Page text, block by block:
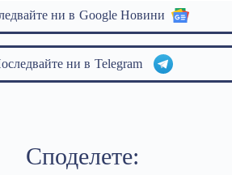
ни в Google Новини
ни в Telegram
Споделете: